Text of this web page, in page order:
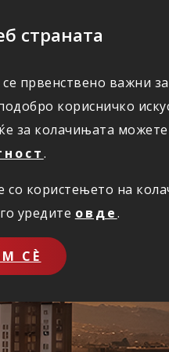
страната
првенствено важни
корисничко
за колачињата
.
со користењето на
уредите овде.
СЀ
ЗА НАС